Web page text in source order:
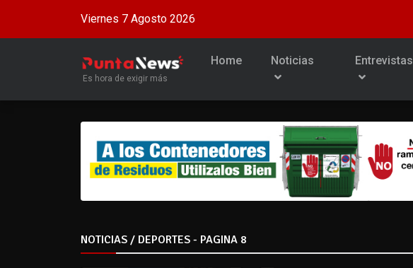
Viernes 7 Agosto 2026
Es hora de exigir más
Home Noticias Entrevistas
NOTICIAS / DEPORTES - PAGINA 8